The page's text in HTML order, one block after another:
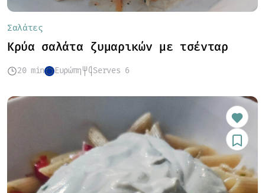
Σαλάτες
Κρύα σαλάτα ζυμαρικών με τσένταρ
20 min Ευρώπη Serves 6